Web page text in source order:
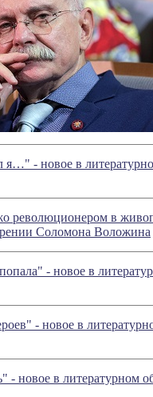
я…" - новое в
революционером в
Соломона Воложина
- новое в
- новое в
- новое в литературном